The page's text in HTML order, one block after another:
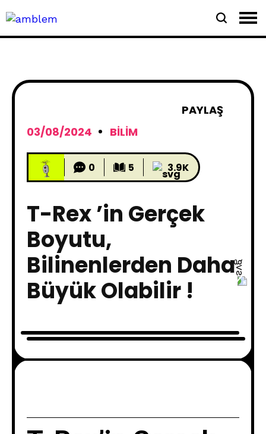
PAYLAŞ
03/08/2024
BILIM
0 5 3.9K
T-Rex ’in Gerçek
Boyutu,
Bilinenlerden Daha
Büyük Olabilir !